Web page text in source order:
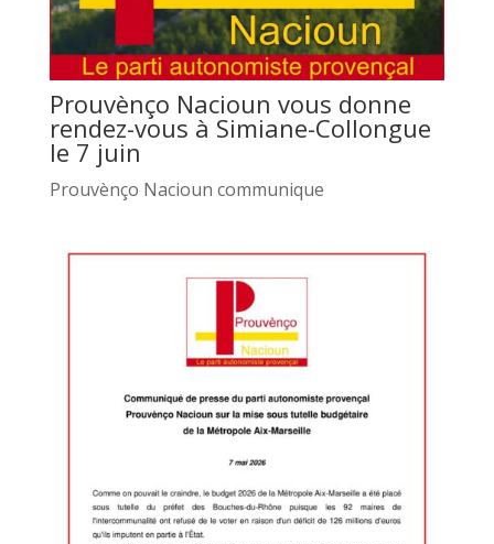
Prouvènço Nacioun vous donne
rendez-vous à Simiane-Collongue
le 7 juin
Prouvènço Nacioun communique